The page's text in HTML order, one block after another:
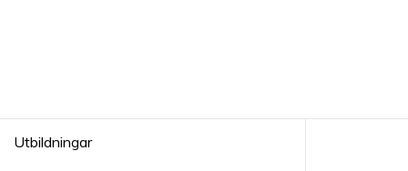
Utbildningar